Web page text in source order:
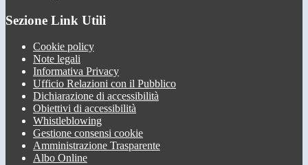
Sezione Link Utili
Cookie policy
Note legali
Informativa Privacy
Ufficio Relazioni con il Pubblico
Dichiarazione di accessibilità
Obiettivi di accessibilità
Whistleblowing
Gestione consensi cookie
Amministrazione Trasparente
Albo Online